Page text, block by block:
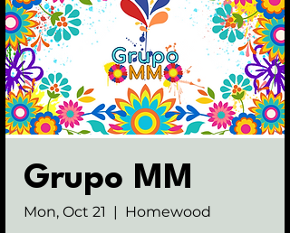
Grupo MM
Mon, Oct 21
  |
Homewood